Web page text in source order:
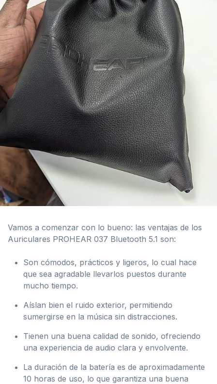
Vamos a comenzar con lo bueno: las ventajas de los
Auriculares PROHEAR 037 Bluetooth 5.1 son:
Son cómodos, prácticos y ligeros, lo cual hace
que sea agradable llevarlos puestos durante
mucho tiempo.
Aíslan bien el ruido exterior, permitiendo
sumergirse en la música sin distracciones.
Tienen una buena calidad de sonido, ofreciendo
una experiencia de audio clara y envolvente.
La duración de la batería es de aproximadamente
10 horas de uso, lo que garantiza una buena